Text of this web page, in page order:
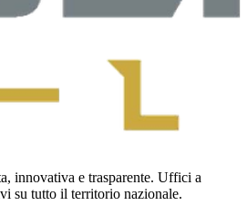
innovativa e trasparente. Uffici a
su tutto il territorio nazionale.